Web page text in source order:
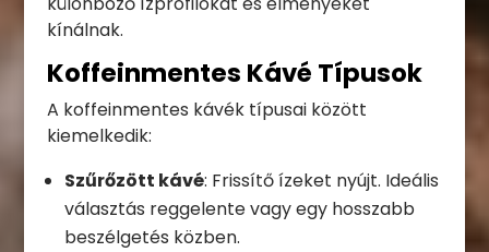
kínálnak.
Koffeinmentes Kávé Típusok
A koffeinmentes kávék típusai között
kiemelkedik:
Szűrőzött kávé: Frissítő ízeket nyújt. Ideális
választás reggelente vagy egy hosszabb
beszélgetés közben.